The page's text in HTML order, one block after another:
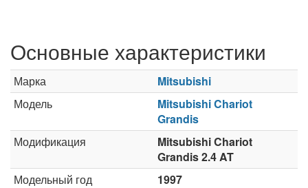
Основные характеристики
Марка
Mitsubishi
Модель
Mitsubishi Chariot
Grandis
Модификация
Mitsubishi Chariot
Grandis 2.4 AT
Модельный год
1997